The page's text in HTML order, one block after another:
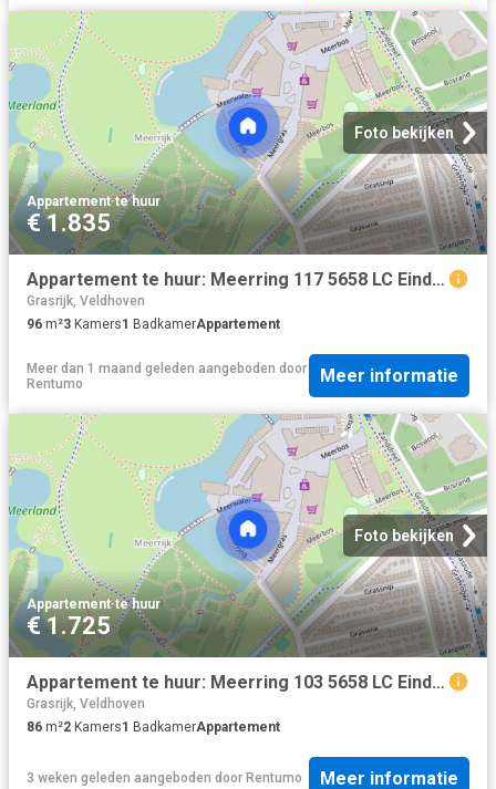
Foto bekijken
Appartement·te huur
€ 1.835
Appartement te huur: Meerring 117 5658 LC Eindhoven
Grasrijk, Veldhoven
96 m²3 Kamers1 BadkamerAppartement
Meer dan 1 maand geleden aangeboden door
Rentumo
Meer informatie
Foto bekijken
Appartement·te huur
€ 1.725
Appartement te huur: Meerring 103 5658 LC Eindhoven
Grasrijk, Veldhoven
86 m²2 Kamers1 BadkamerAppartement
3 weken geleden aangeboden door Rentumo Meer informatie